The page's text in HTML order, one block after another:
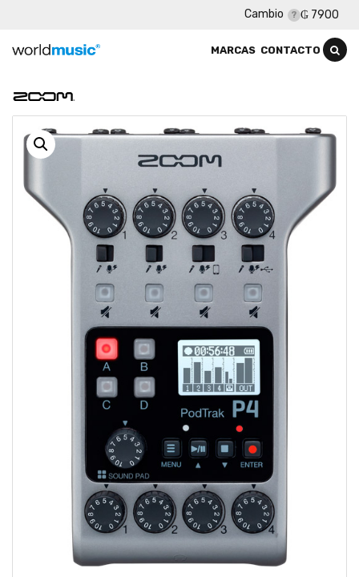
Cambio ₲ 7900
MARCAS CONTACTO